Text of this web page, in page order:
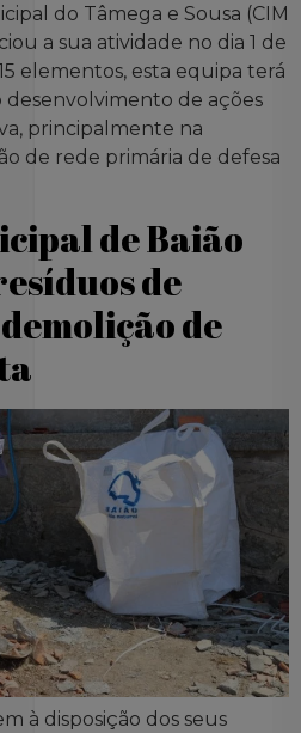
do Tâmega e Sousa (CIM
a sua atividade no dia 1 de
elementos, esta equipa terá
desenvolvimento de ações
principalmente na
de rede primária de defesa
de Baião
de
de
à disposição dos seus